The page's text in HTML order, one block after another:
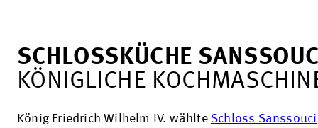
SCHLOSSKÜCHE
KÖNIGLICHE
König Friedrich Wilhelm IV. wählte Schloss Sanssouci